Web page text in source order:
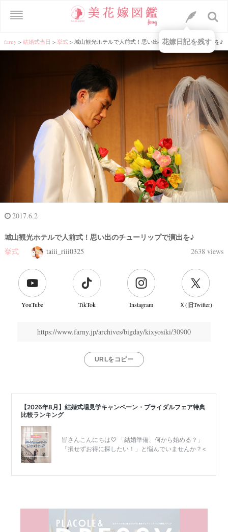
farny > 結婚式当日 > 挙式 > 城山観光ホテルで人前式！思い出のチューリップで演出を♪
2017.6.2
城山観光ホテルで人前式！思い出のチューリップで演出を♪
挙式 taiii_riii0325 2638 views
YouTube TikTok Instagram Ｘ(旧Twitter)
https://www.farny.jp/archives/bigday/kixyosiki/30900
URLをコピー
花嫁日記を残す
結
婚
式
当